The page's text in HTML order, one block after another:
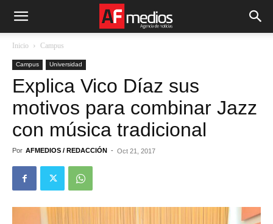
Inicio Campus
Campus Universidad
Explica Vico Díaz sus
motivos para combinar Jazz
con música tradicional
Por AFMEDIOS / REDACCIÓN - Oct 21, 2017